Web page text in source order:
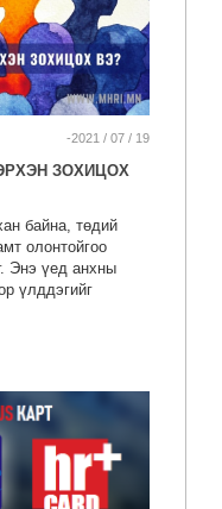
-2021 / 07 / 19
ЗОХИЦОХ
байна, төдий
олонтойгоо
Энэ үед анхны
үлддэгийг